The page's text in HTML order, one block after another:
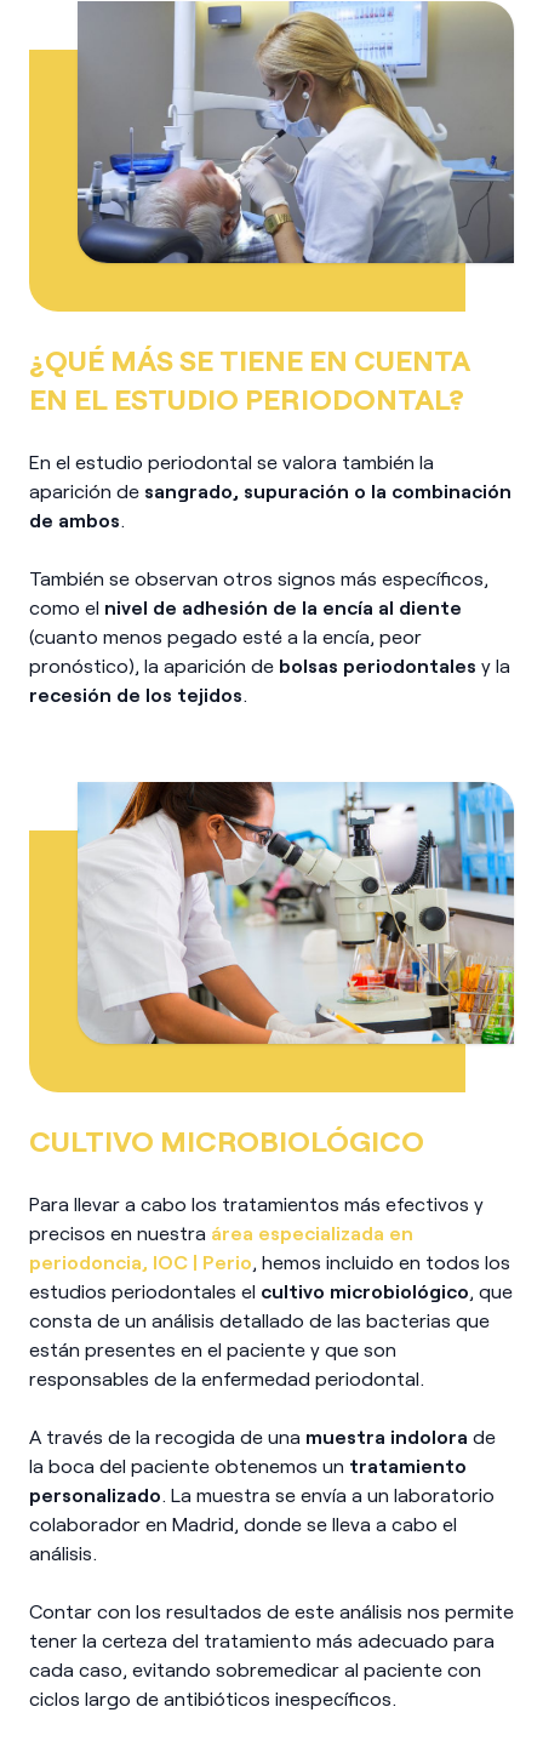
¿QUÉ MÁS SE TIENE EN CUENTA
EN EL ESTUDIO PERIODONTAL?
En el estudio periodontal se valora también la
aparición de sangrado, supuración o la combinación
de ambos.
También se observan otros signos más específicos,
como el nivel de adhesión de la encía al diente
(cuanto menos pegado esté a la encía, peor
pronóstico), la aparición de bolsas periodontales y la
recesión de los tejidos.
CULTIVO MICROBIOLÓGICO
Para llevar a cabo los tratamientos más efectivos y
precisos en nuestra área especializada en
periodoncia, IOC | Perio, hemos incluido en todos los
estudios periodontales el cultivo microbiológico, que
consta de un análisis detallado de las bacterias que
están presentes en el paciente y que son
responsables de la enfermedad periodontal.
A través de la recogida de una muestra indolora de
la boca del paciente obtenemos un tratamiento
personalizado. La muestra se envía a un laboratorio
colaborador en Madrid, donde se lleva a cabo el
análisis.
Contar con los resultados de este análisis nos permite
tener la certeza del tratamiento más adecuado para
cada caso, evitando sobremedicar al paciente con
ciclos largo de antibióticos inespecíficos.